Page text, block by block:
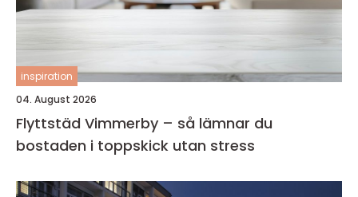
inspiration
04. August 2026
Flyttstäd Vimmerby – så lämnar du
bostaden i toppskick utan stress